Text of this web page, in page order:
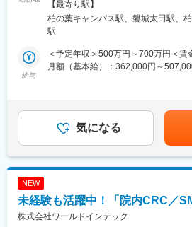
児休暇制度など、福利厚生も充実して
■当社について
（CDMO）です。COVID-19を含む
施設を建設しています。
変更の範囲：会社の定める業務
■業務内容
・要件定義
・社内システム（ERP、MES、LIMS
として参画
・各業務システムの導入支援
・ミドルウェアの設定、構築、運用
・各種障害対応
■採用背景
事業拡大・組織強化のため
動喫煙対策：屋内全面禁煙＜勤務地
馬市原町区下太田字川内迫320-20 勤
駅受動喫煙対策：屋内全面禁煙変更
【最寄り駅】
柏の葉キャンパス駅、磐城太田駅、
駅
給与
＜予定年収＞500万円～700万円＜賃
月額（基本給）：362,000円～
可能性があります。月給(月額)は固定
気になる
NEW
未経験も活躍中！「院内CRC／
株式会社ワールドインテック